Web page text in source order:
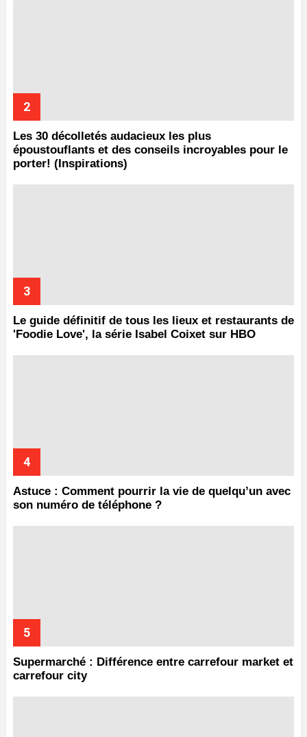
Les 30 décolletés audacieux les plus
époustouflants et des conseils incroyables pour le
porter! (Inspirations)
Le guide définitif de tous les lieux et restaurants de
'Foodie Love', la série Isabel Coixet sur HBO
Astuce : Comment pourrir la vie de quelqu’un avec
son numéro de téléphone ?
Supermarché : Différence entre carrefour market et
carrefour city